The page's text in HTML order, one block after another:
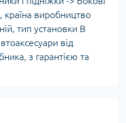
країна виробництво
тип установки В
від
з гарантією та